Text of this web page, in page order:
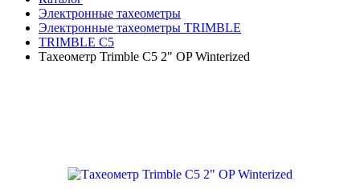
Электронные тахеометры
Электронные тахеометры TRIMBLE
TRIMBLE C5
Тахеометр Trimble C5 2" OP Winterized